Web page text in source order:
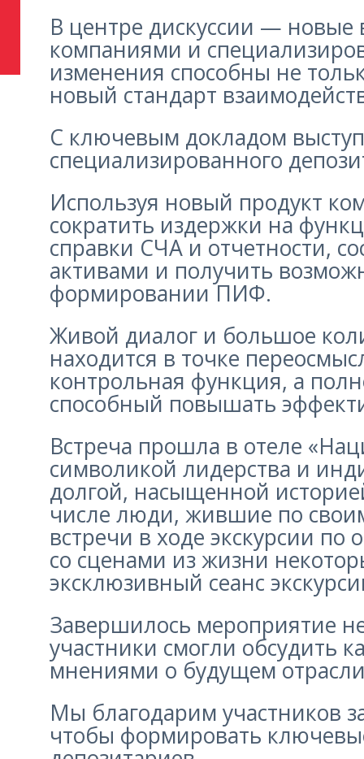
В центре дискуссии —
компаниями и
изменения способны не
новый стандарт
С ключевым докладом
специализированного
Используя новый продукт
сократить издержки на
справки СЧА и отчетности,
активами и получить
формировании ПИФ.
Живой диалог и большое
находится в точке
контрольная функция, а
способный повышать
Встреча прошла в отеле
символикой лидерства и
долгой, насыщенной
числе люди, жившие по
встречи в ходе экскурсии
со сценами из жизни
эксклюзивный сеанс
Завершилось мероприятие
участники смогли обсудить
мнениями о будущем
Мы благодарим участников
чтобы формировать